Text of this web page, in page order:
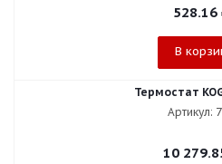
528.16
В
Термостат
Артикул:
10